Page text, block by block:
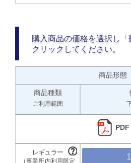
購入商品の価格を選択し
クリックしてください。
商品形態
商品種類
ご利用範囲
PDF